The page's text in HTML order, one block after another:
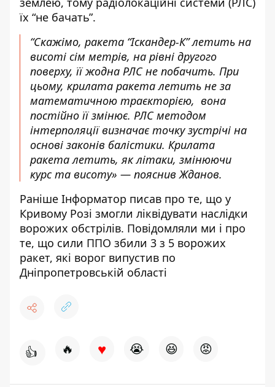
їх “не бачать”.
“Скажімо, ракета “Іскандер-К” летить на
висоті сім метрів, на рівні другого
поверху, її жодна РЛС не побачить. При
цьому, крилата ракета летить не за
математичною траєкторією, вона
постійно її змінює. РЛС методом
інтерполяції визначає точку зустрічі на
основі законів балістики. Крилата
ракета летить, як літаки, змінюючи
курс та висоту» — пояснив Жданов.
Раніше Інформатор писав про те, що у
Кривому Розі змогли ліквідувати наслідки
ворожих обстрілів. Повідомляли ми і про
те, що сили ППО збили 3 з 5 ворожих
ракет, які ворог випустив по
Дніпропетровській області
👍 🔥 ♥ 😭 😆 😡